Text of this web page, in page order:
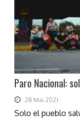
Paro Nacional:
28 Mai 2021
Solo el pueblo